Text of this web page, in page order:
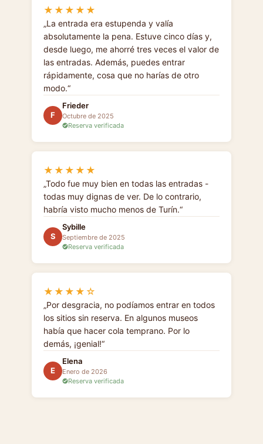
★★★★★
La entrada era estupenda y valía
absolutamente la pena. Estuve cinco días y,
desde luego, me ahorré tres veces el valor de
las entradas. Además, puedes entrar
rápidamente, cosa que no harías de otro
modo.
F
Frieder
Octubre de 2025
Reserva verificada
★★★★★
Todo fue muy bien en todas las entradas -
todas muy dignas de ver. De lo contrario,
habría visto mucho menos de Turín.
S
Sybille
Septiembre de 2025
Reserva verificada
★★★★☆
Por desgracia, no podíamos entrar en todos
los sitios sin reserva. En algunos museos
había que hacer cola temprano. Por lo
demás, ¡genial!
E
Elena
Enero de 2026
Reserva verificada